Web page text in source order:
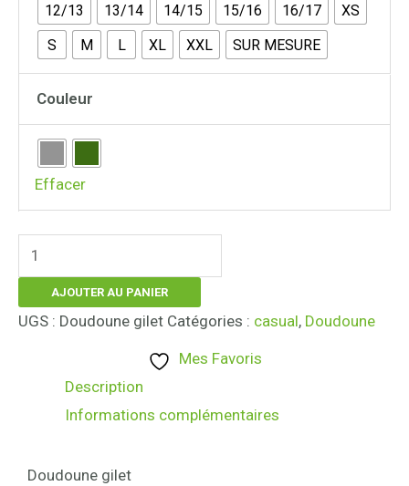
12/13
13/14 14/15 15/16 16/17
XS
S
M L XL XXL SUR MESURE
Couleur
Effacer
AJOUTER AU PANIER
UGS : Doudoune gilet Catégories : casual, Doudoune
Mes Favoris
Description
Informations complémentaires
Doudoune gilet